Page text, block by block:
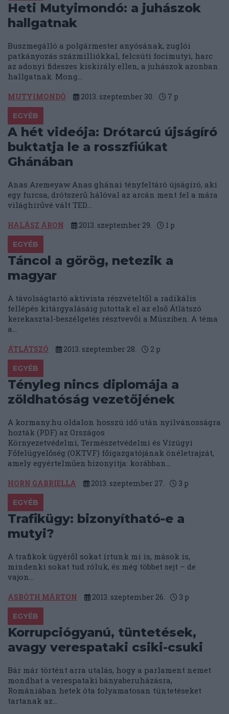
Heti Mutyimondó: a juhászok
hallgatnak
Buszmegálló a polgármester anyósának, zuglói
patkányozás százmilliókkal, felcsúti focimutyi, harc
az adonyi fideszes kiskirály ellen, a juhászok azonban
hallgatnak. Mong...
MUTYIMONDÓ 2013. szeptember 30. 7 p
EGYÉB
A hét videója: Drótarcú újságíró
buktatja le a rosszfiúkat
Ghánában
Anas Aremeyaw Anas ghánai tényfeltáró újságíró, aki
egy furcsa, drótszerű hálóval az arcán ment fel a mára
világhírűvé vált TED...
HALÁSZ ÁRON 2013. szeptember 29. 1 p
EGYÉB
Táncol a görög, netezik a
magyar
A távolságtartó aktivista részvételtől a radikális
fellépés kitárgyalásáig jutottak el az első Átlátszó
kerekasztal-beszélgetés résztvevői a Müsziben. A téma
a...
ÁTLÁTSZÓ 2013. szeptember 28. 2 p
EGYÉB
Tényleg nincs diplomája a
zöldhatóság vezetőjének
A kormany.hu oldalon hosszú idő után nyilvánosságra
hozták (PDF) az Országos
Környezetvédelmi, Természetvédelmi és Vízügyi
Főfelügyelőség (OKTVF) főigazgatójának önéletrajzát,
amely egyértelműen bizonyítja: korábban...
HORN GABRIELLA 2013. szeptember 27. 3 p
EGYÉB
Trafikügy: bizonyítható-e a
mutyi?
A trafikok ügyéről sokat írtunk mi is, mások is,
mindenki sokat tud róluk, és még többet sejt – de
vajon...
ASBÓTH MÁRTON 2013. szeptember 26. 3 p
EGYÉB
Korrupciógyanú, tüntetések,
avagy verespataki csiki-csuki
Bár már történt arra utalás, hogy a parlament nemet
mondhat a verespataki bányaberuházásra,
Romániában hetek óta folyamatosan tüntetéseket
tartanak az...